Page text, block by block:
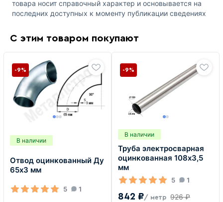
товара носит справочный характер и основывается на
последних доступных к моменту публикации сведениях
С этим товаром покупают
В наличии
Отвод оцинкованный Ду
65х3 мм
5 1
-9%
В наличии
Труба электросварная
оцинкованная 108х3,5
мм
5 1
842 ₽/ метр 926 ₽
-9%